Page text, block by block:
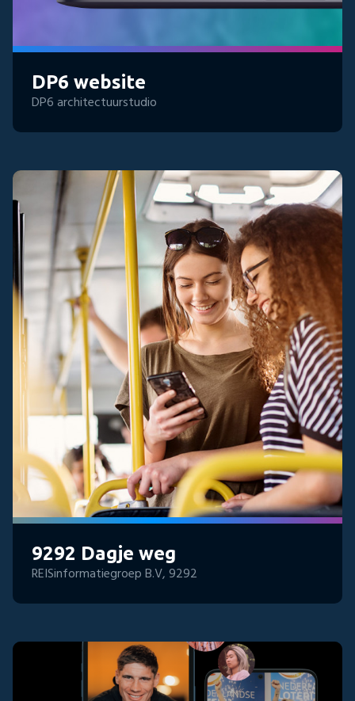
DP6 website
DP6 architectuurstudio
9292 Dagje weg
REISinformatiegroep B.V, 9292